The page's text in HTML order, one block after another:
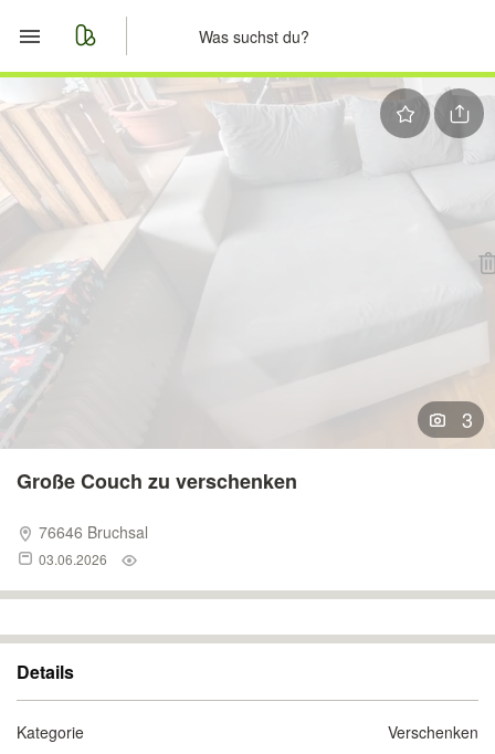
Start
Merkliste
Nachrichten
Anzeige aufgeben
3
Große Couch zu verschenken
76646 Bruchsal
03.06.2026
Details
Kategorie Verschenken